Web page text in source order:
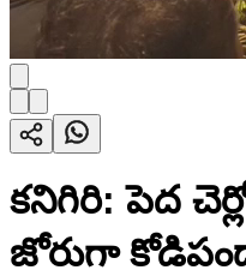
కనిగిరి: పెద
జోరుగా